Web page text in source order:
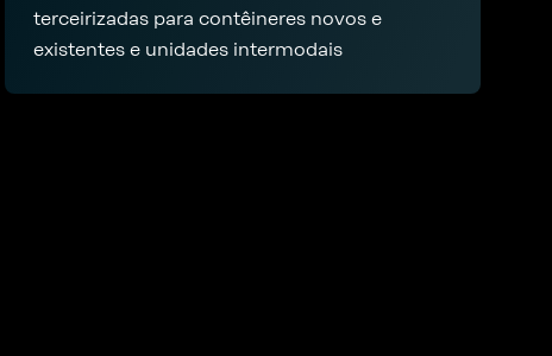
terceirizadas para contêineres novos e
existentes e unidades intermodais